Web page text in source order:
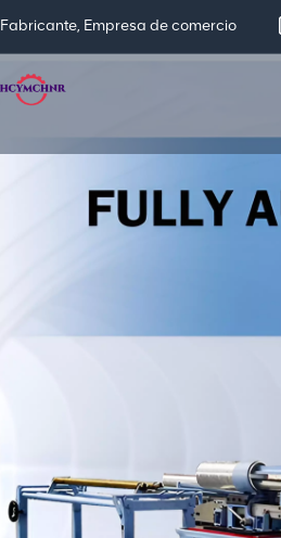
Fabricante, Empresa de comercio